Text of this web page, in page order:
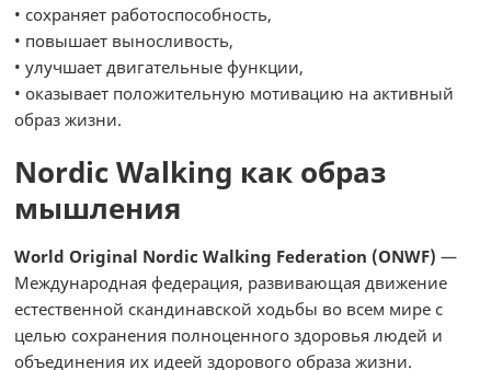
• сохраняет работоспособность,
• повышает выносливость,
• улучшает двигательные функции,
• оказывает положительную мотивацию на активный
образ жизни.
Nordic Walking как образ
мышления
World Original Nordic Walking Federation (ONWF) —
Международная федерация, развивающая движение
естественной скандинавской ходьбы во всем мире с
целью сохранения полноценного здоровья людей и
объединения их идеей здорового образа жизни.